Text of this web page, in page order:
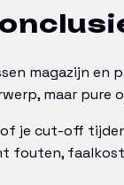
magazijn en
maar pure
je cut-off
fouten,